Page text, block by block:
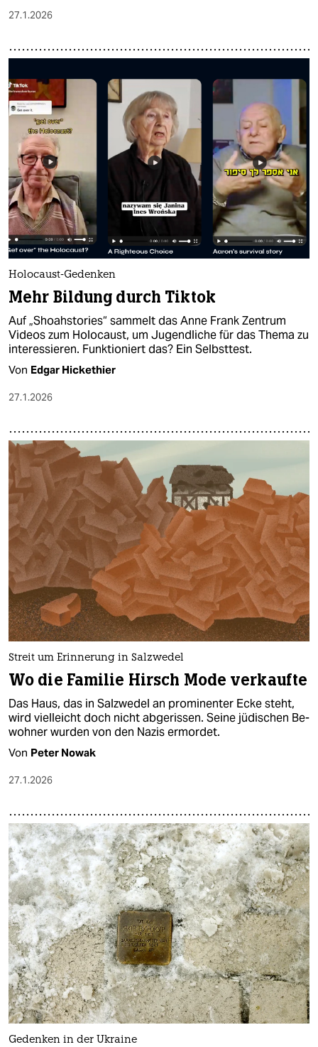
27.1.2026
Holocaust-Gedenken
Mehr Bildung durch Tiktok
Auf „Shoahstories“ sammelt das Anne Frank Zentrum
Videos zum Holocaust, um Jugendliche für das Thema zu
interessieren. Funktioniert das? Ein Selbsttest.
Von Edgar Hickethier
27.1.2026
Streit um Erinnerung in Salzwedel
Wo die Familie Hirsch Mode verkaufte
Das Haus, das in Salzwedel an prominenter Ecke steht,
wird vielleicht doch nicht abgerissen. Seine jüdischen Be­
woh­ne­r wurden von den Nazis ermordet.
Von Peter Nowak
27.1.2026
Gedenken in der Ukraine